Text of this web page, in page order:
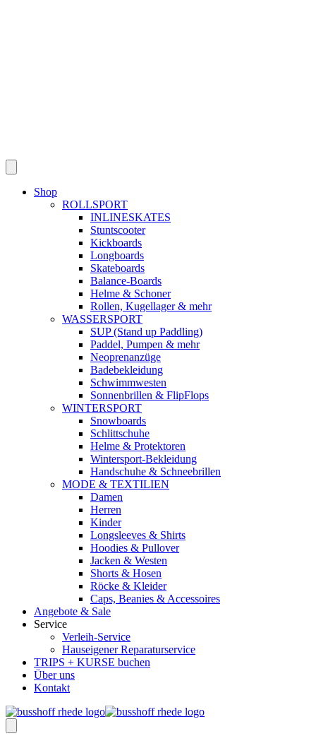
Shop
ROLLSPORT
INLINESKATES
Stuntscooter
Kickboards
Longboards
Skateboards
Balance-Boards
Helme & Schoner
Rollen, Kugellager & mehr
WASSERSPORT
SUP (Stand up Paddling)
Paddel, Pumpen & mehr
Neoprenanzüge
Badebekleidung
Schwimmwesten
Sonnenbrillen & FlipFlops
WINTERSPORT
Snowboards
Schlittschuhe
Helme & Protektoren
Wintersport-Bekleidung
Handschuhe & Schneebrillen
MODE & TEXTILIEN
Damen
Herren
Kinder
Longsleeves & Shirts
Hoodies & Pullover
Jacken & Westen
Shorts & Hosen
Röcke & Kleider
Caps, Beanies & Accessoires
Angebote & Sale
Service
Verleih-Service
Hauseigener Reparaturservice
TRIPS + KURSE buchen
Über uns
Kontakt